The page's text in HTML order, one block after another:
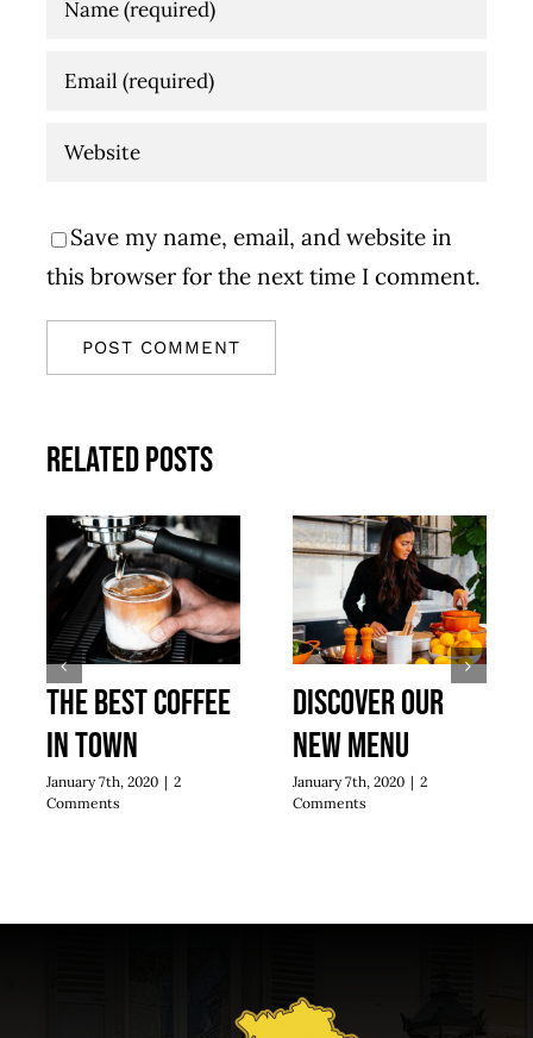
Save my name, email, and website in
this browser for the next time I comment.
Related Posts
The best coffee
in town
January 7th, 2020 | 2
Comments
Discover our
new menu
January 7th, 2020 | 2
Comments